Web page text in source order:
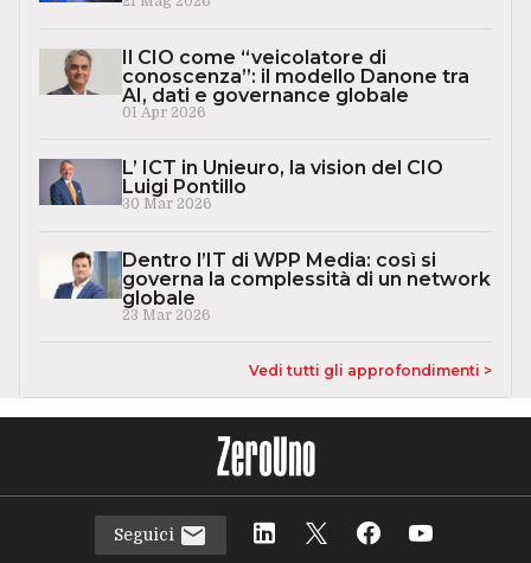
Il CIO come “veicolatore di
conoscenza”: il modello Danone tra
AI, dati e governance globale
01 Apr 2026
L’ ICT in Unieuro, la vision del CIO
Luigi Pontillo
30 Mar 2026
Dentro l’IT di WPP Media: così si
governa la complessità di un network
globale
23 Mar 2026
Vedi tutti gli approfondimenti >
Seguici